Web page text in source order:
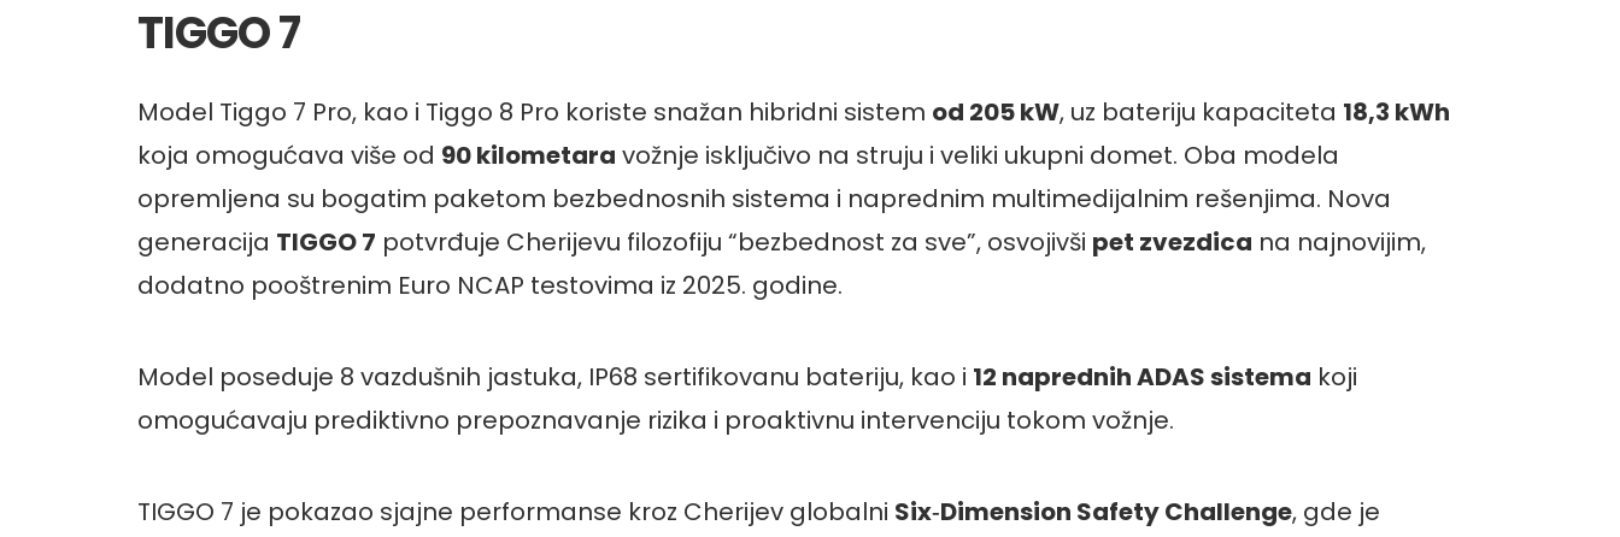
TIGGO 7
Model Tiggo 7 Pro, kao i Tiggo 8 Pro koriste snažan hibridni sistem od 205 kW, uz bateriju kapaciteta 18,3 kWh
koja omogućava više od 90 kilometara vožnje isključivo na struju i veliki ukupni domet. Oba modela
opremljena su bogatim paketom bezbednosnih sistema i naprednim multimedijalnim rešenjima. Nova
generacija TIGGO 7 potvrđuje Cherijevu filozofiju “bezbednost za sve”, osvojivši pet zvezdica na najnovijim,
dodatno pooštrenim Euro NCAP testovima iz 2025. godine.
Model poseduje 8 vazdušnih jastuka, IP68 sertifikovanu bateriju, kao i 12 naprednih ADAS sistema koji
omogućavaju prediktivno prepoznavanje rizika i proaktivnu intervenciju tokom vožnje.
TIGGO 7 je pokazao sjajne performanse kroz Cherijev globalni Six‑Dimension Safety Challenge, gde je